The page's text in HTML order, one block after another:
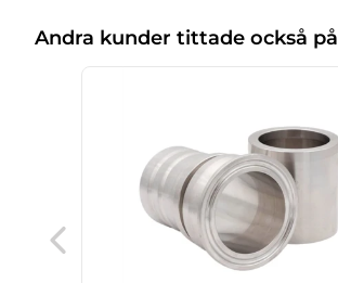
Andra kunder tittade också på